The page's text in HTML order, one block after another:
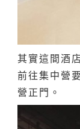
其實這間酒
前往集中營
營正門。